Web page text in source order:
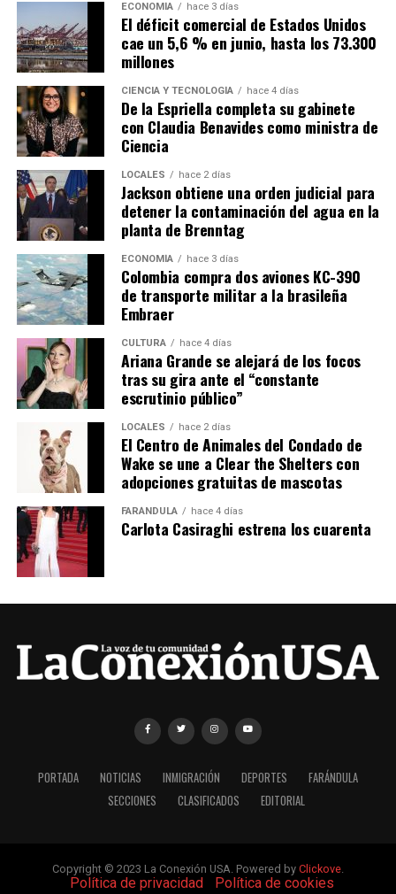
ECONOMÍA hace 3 días
El déficit comercial de Estados Unidos
cae un 5,6 % en junio, hasta los 73.300
millones
CIENCIA Y TECNOLOGÍA hace 4 días
De la Espriella completa su gabinete
con Claudia Benavides como ministra de
Ciencia
LOCALES hace 2 días
Jackson obtiene una orden judicial para
detener la contaminación del agua en la
planta de Brenntag
ECONOMÍA hace 3 días
Colombia compra dos aviones KC-390
de transporte militar a la brasileña
Embraer
CULTURA hace 4 días
Ariana Grande se alejará de los focos
tras su gira ante el “constante
escrutinio público”
LOCALES hace 2 días
El Centro de Animales del Condado de
Wake se une a Clear the Shelters con
adopciones gratuitas de mascotas
FARÁNDULA hace 4 días
Carlota Casiraghi estrena los cuarenta
PORTADA NOTICIAS INMIGRACIÓN DEPORTES
FARÁNDULA
SECCIONES
CLASIFICADOS EDITORIAL
Copyright © 2023 La Conexión USA. Powered by Clickove.
Política de privacidad| Política de cookies